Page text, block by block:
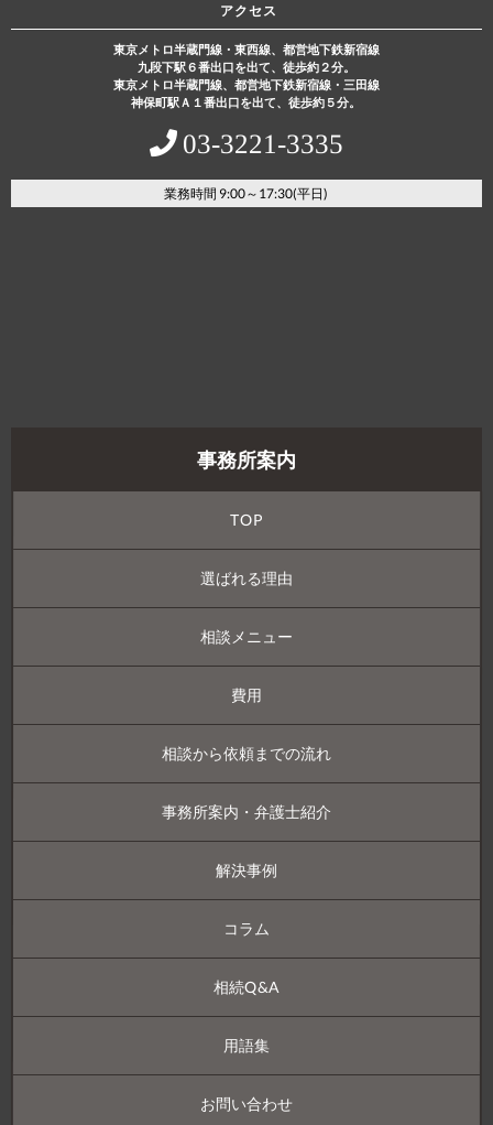
アクセス
東京メトロ半蔵門線・東西線、都営地下鉄新宿線
九段下駅６番出口を出て、徒歩約２分。
東京メトロ半蔵門線、都営地下鉄新宿線・三田線
神保町駅Ａ１番出口を出て、徒歩約５分。
03‐3221‐3335
業務時間 9:00～17:30(平日)
事務所案内
TOP
選ばれる理由
相談メニュー
費用
相談から依頼までの流れ
事務所案内・弁護士紹介
解決事例
コラム
相続Q&A
用語集
お問い合わせ